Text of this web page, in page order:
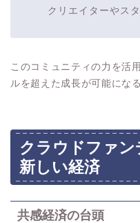
クリエイターやス
このコミュニティの力を活
ルを超えた成長が可能にな
クラウドファ
新しい経済
共感経済の台頭